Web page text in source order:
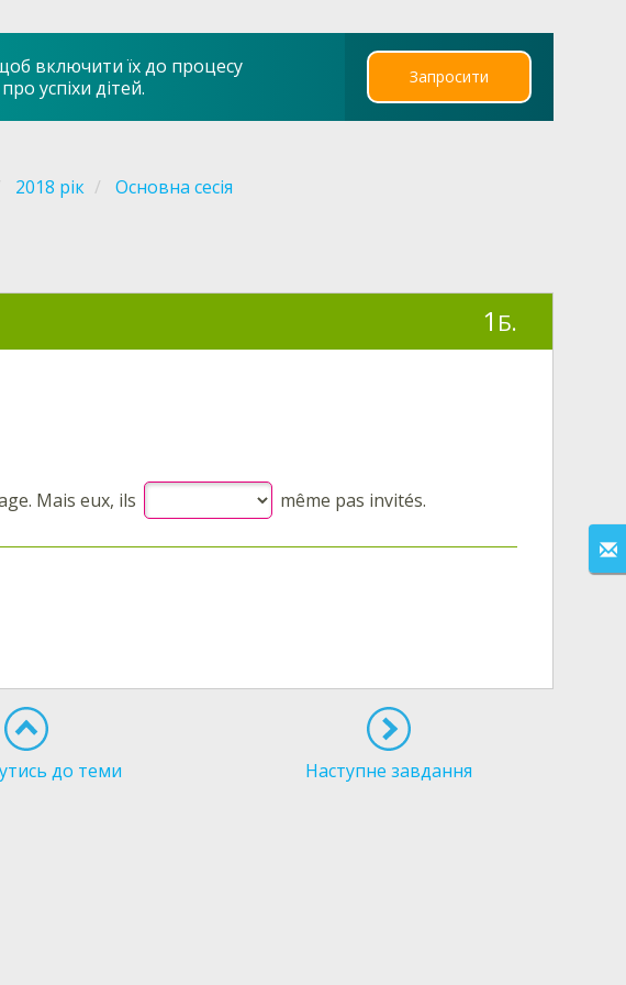
включити їх до процесу
успіхи дітей.
Запросити
2018 рік Основна сесія
1 Б.
Mais eux, ils même pas invités.
до теми Наступне завдання